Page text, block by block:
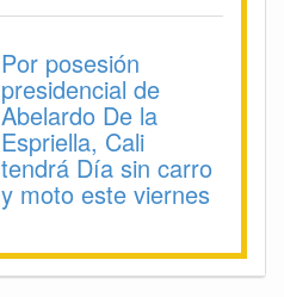
Por posesión
presidencial de
Abelardo De la
Espriella, Cali
tendrá Día sin carro
y moto este viernes